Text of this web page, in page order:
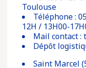
Toulouse
Téléphone :
12H / 13H00-
Mail contact :
Dépôt
Saint Marcel